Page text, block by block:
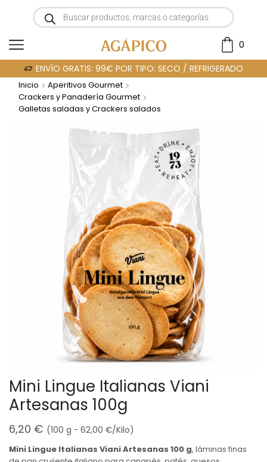
0
ENVÍO GRATIS: 99€ POR TIPO: SECO / REFRIGERADO
Inicio
Aperitivos Gourmet
Crackers y Panadería Gourmet
Galletas saladas y Crackers salados
Mini Lingue Italianas Viani
Artesanas 100g
6,20 € (100 g - 62,00 €/Kilo)
Mini Lingue Italianas Viani Artesanas 100 g, láminas finas